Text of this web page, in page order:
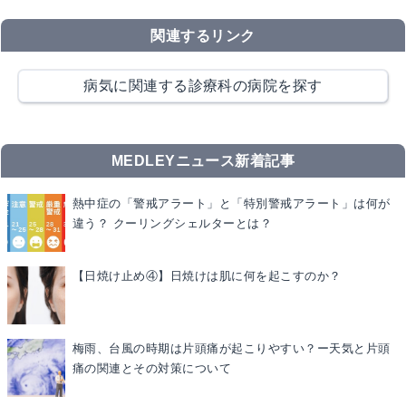
関連するリンク
病気に関連する診療科の病院を探す
MEDLEYニュース新着記事
熱中症の「警戒アラート」と「特別警戒アラート」は何が
違う？ クーリングシェルターとは？
【日焼け止め④】日焼けは肌に何を起こすのか？
梅雨、台風の時期は片頭痛が起こりやすい？ー天気と片頭
痛の関連とその対策について